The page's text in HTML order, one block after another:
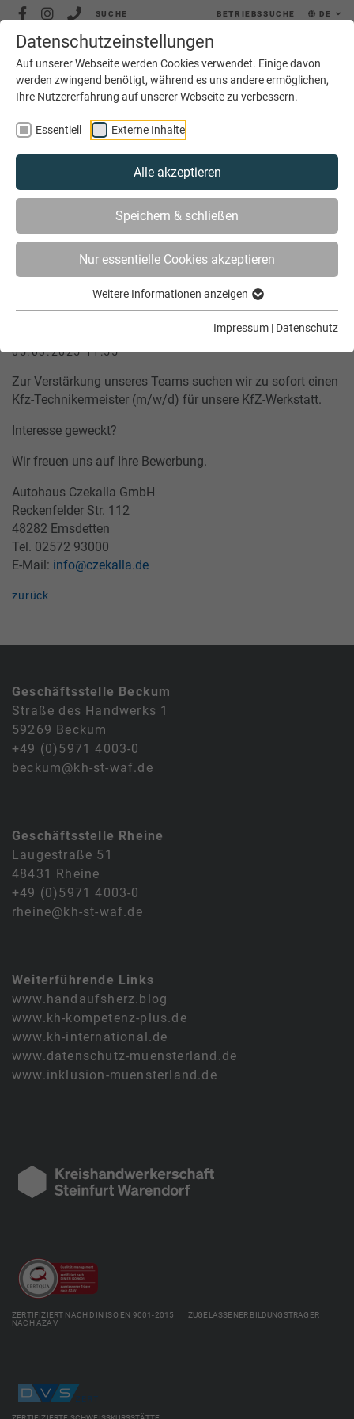
Datenschutzeinstellungen
Auf unserer Webseite werden Cookies verwendet. Einige davon
werden zwingend benötigt, während es uns andere ermöglichen,
Ihre Nutzererfahrung auf unserer Webseite zu verbessern.
Essentiell Externe Inhalte
Alle akzeptieren
Speichern & schließen
Nur essentielle Cookies akzeptieren
Weitere Informationen anzeigen
Impressum | Datenschutz
SUCHE BETRIEBSSUCHE DE
MENÜ
SERVICE JOBS
JOBBÖRSE
KFZ-TECHNIKERMEISTER (M/W/D) | AUTOHAUS
CZEKALLA GMBH, EMSDETTEN
Kfz-Technikermeister (m/w/d) |
Autohaus Czekalla GmbH, Emsdetten
05.03.2025 11:55
Zur Verstärkung unseres Teams suchen wir zu sofort einen
Kfz-Technikermeister (m/w/d) für unsere KfZ-Werkstatt.
Interesse geweckt?
Wir freuen uns auf Ihre Bewerbung.
Autohaus Czekalla GmbH
Reckenfelder Str. 112
48282 Emsdetten
Tel. 02572 93000
E-Mail: info@czekalla.de
zurück
Geschäftsstelle Beckum
Straße des Handwerks 1
59269 Beckum
+49 (0)5971 4003-0
beckum@kh-st-waf.de
Geschäftsstelle Rheine
Laugestraße 51
48431 Rheine
+49 (0)5971 4003-0
rheine@kh-st-waf.de
Weiterführende Links
www.handaufsherz.blog
www.kh-kompetenz-plus.de
www.kh-international.de
www.datenschutz-muensterland.de
www.inklusion-muensterland.de
ZERTIFIZIERT NACH DIN ISO EN 9001-2015 ZUGELASSENER BILDUNGSTRÄGER
NACH AZAV